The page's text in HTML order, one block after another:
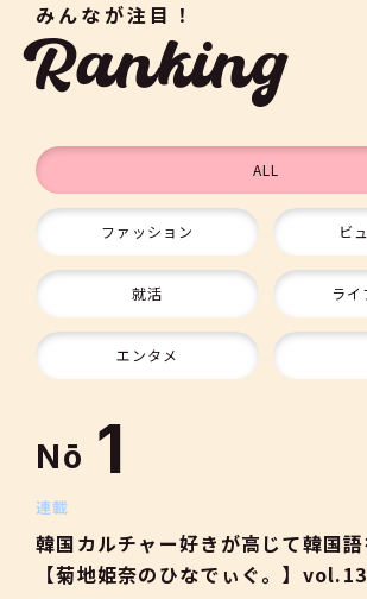
みんなが注目！
Ranking
ALL
ファッション ビ
就活 ライ
エンタメ
Nō
9
10
1
2
連載
韓国カルチャー好きが高じて韓国語
【菊地姫奈のひなでぃぐ。】vol.13